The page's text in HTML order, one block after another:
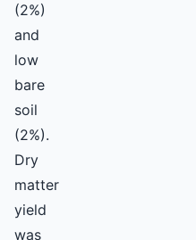
(2%)
and
low
bare
soil
(2%).
Dry
matter
yield
was